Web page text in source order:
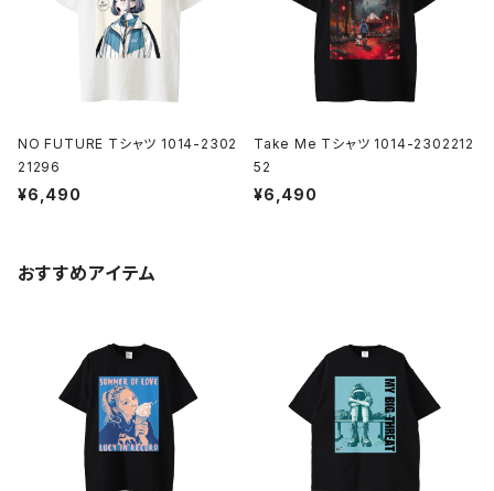
NO FUTURE Tシャツ 1014-2302
21296
¥6,490
Take Me Tシャツ 1014-2302212
52
¥6,490
おすすめアイテム